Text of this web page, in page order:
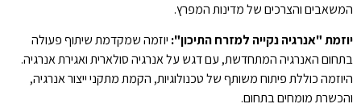
המשאבים והצרכים של מדינות המפרץ.
יוזמת "אנרגיה נקייה למזרח התיכון": יוזמה שמקדמת שיתוף פעולה
בתחום האנרגיה המתחדשת, עם דגש על אנרגיה סולארית ואגירת אנרגיה.
היוזמה כוללת פיתוח משותף של טכנולוגיות, הקמת מתקני ייצור אנרגיה,
והכשרת מומחים בתחום.